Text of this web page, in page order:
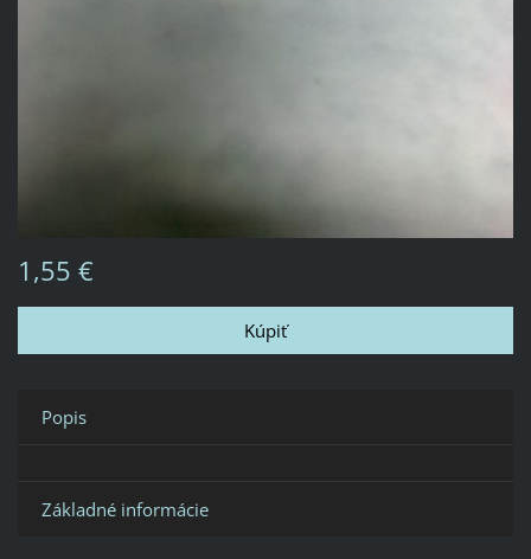
1,55 €
Popis
Základné informácie